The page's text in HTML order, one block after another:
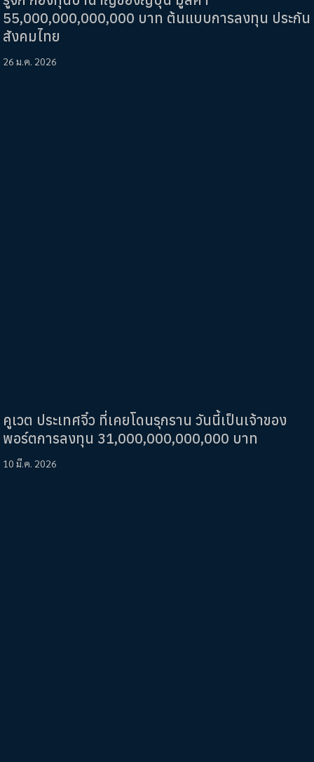
55,000,000,000,000 บาท ต้นแบบการลงทุน ประกัน
สังคมไทย
26 ม.ค. 2026
คูเวต ประเทศจิ๋ว ที่เคยโดนรุกราน วันนี้เป็นเจ้าของ
พอร์ตการลงทุน 31,000,000,000,000 บาท
10 มี.ค. 2026